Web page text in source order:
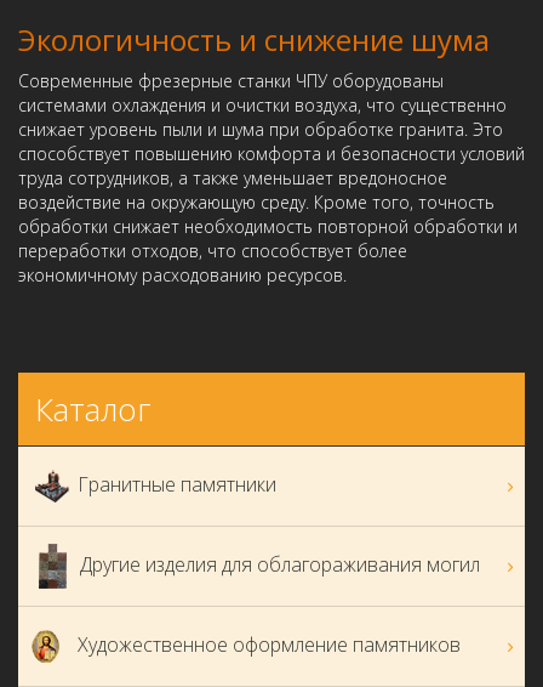
Экологичность и снижение шума
Современные фрезерные станки ЧПУ оборудованы
системами охлаждения и очистки воздуха, что существенно
снижает уровень пыли и шума при обработке гранита. Это
способствует повышению комфорта и безопасности условий
труда сотрудников, а также уменьшает вредоносное
воздействие на окружающую среду. Кроме того, точность
обработки снижает необходимость повторной обработки и
переработки отходов, что способствует более
экономичному расходованию ресурсов.
Каталог
Гранитные памятники
Другие изделия для облагораживания могил
Художественное оформление памятников